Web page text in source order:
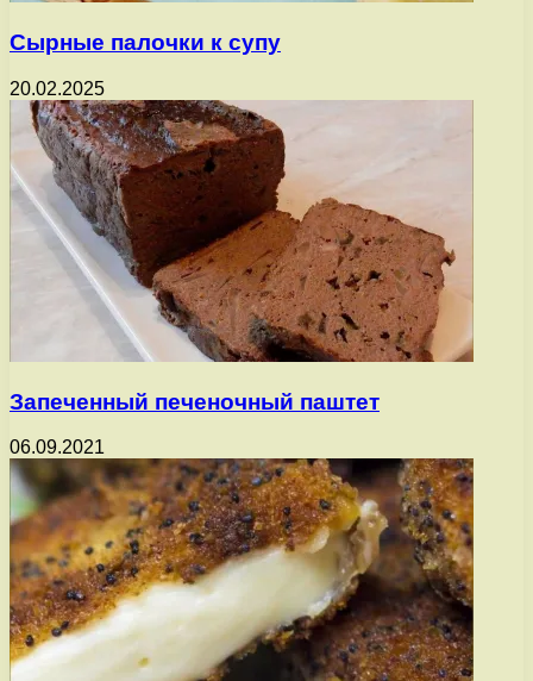
Сырные палочки к супу
20.02.2025
Запеченный печеночный паштет
06.09.2021